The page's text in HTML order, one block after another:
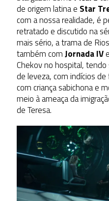
de origem latina e Star
com a nossa realidade, é
retratado e discutido na
mais sério, a trama de
também comJornada IV
Chekov no hospital,
de leveza, com indícios
com criança sabichona e
meio à ameaça da
de Teresa.